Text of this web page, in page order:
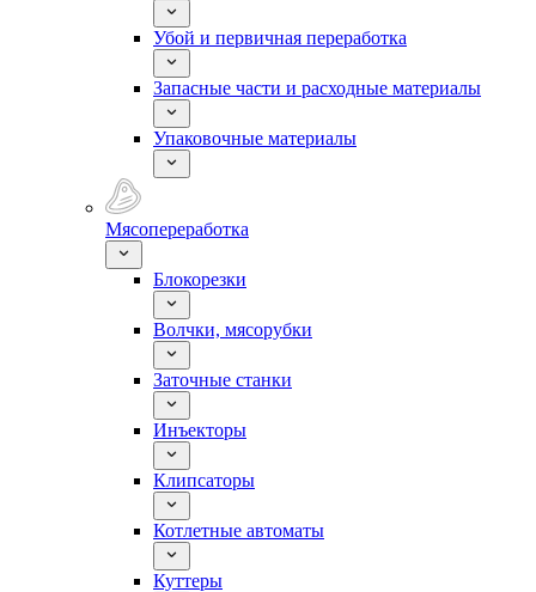
Убой и первичная переработка
Запасные части и расходные материалы
Упаковочные материалы
Мясопереработка
Блокорезки
Волчки, мясорубки
Заточные станки
Инъекторы
Клипсаторы
Котлетные автоматы
Куттеры